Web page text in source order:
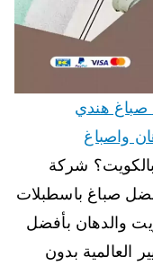
صباغ اسطبلات الجهراء 66616884 صباغ هندي
واصباغ
شركة
صباغ باسطبلات
والدهان بأفضل
العالمية بدون